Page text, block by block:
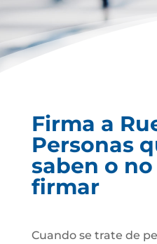
Firma a
Personas
saben o
firmar
Cuando se trate de